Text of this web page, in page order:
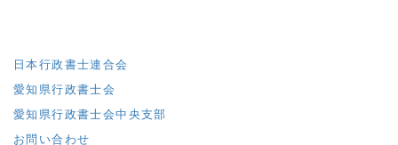
日本行政書士連合会
愛知県行政書士会
愛知県行政書士会中央支部
お問い合わせ